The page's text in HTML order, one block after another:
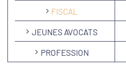
FISCAL
JEUNES AVOCATS
PROFESSION